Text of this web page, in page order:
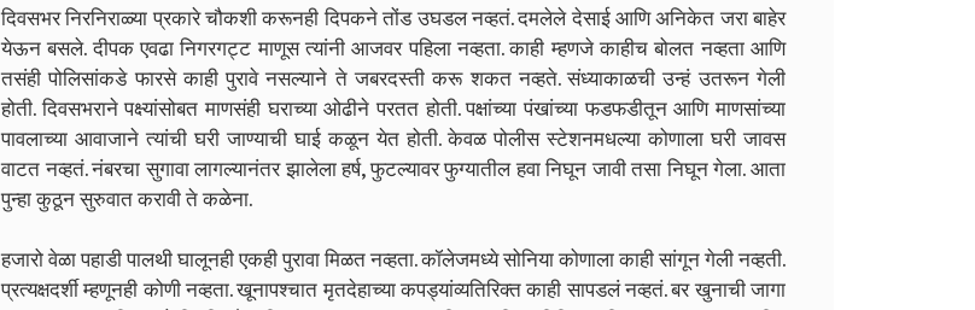
दिवसभर निरनिराळ्या प्रकारे चौकशी करूनही दिपकने तोंड उघडल नव्हतं. दमलेले देसाई आणि अनिकेत जरा बाहेर
येऊन बसले. दीपक एवढा निगरगट्ट माणूस त्यांनी आजवर पहिला नव्हता. काही म्हणजे काहीच बोलत नव्हता आणि
तसंही पोलिसांकडे फारसे काही पुरावे नसल्याने ते जबरदस्ती करू शकत नव्हते.संध्याकाळची उन्हं उतरून गेली
होती. दिवसभराने पक्ष्यांसोबत माणसंही घराच्या ओढीने परतत होती. पक्षांच्या पंखांच्या फडफडीतून आणि माणसांच्या
पावलाच्या आवाजाने त्यांची घरी जाण्याची घाई कळून येत होती. केवळ पोलीस स्टेशनमधल्या कोणाला घरी जावस
वाटत नव्हतं. नंबरचा सुगावा लागल्यानंतर झालेला हर्ष, फुटल्यावर फुग्यातील हवा निघून जावी तसा निघून गेला. आता
पुन्हा कुठून सुरुवात करावी ते कळेना.
हजारो वेळा पहाडी पालथी घालूनही एकही पुरावा मिळत नव्हता. कॉलेजमध्ये सोनिया कोणाला काही सांगून गेली नव्हती.
प्रत्यक्षदर्शी म्हणूनही कोणी नव्हता. खूनापश्चात मृतदेहाच्या कपड्यांव्यतिरिक्त काही सापडलं नव्हतं. बर खुनाची जागा